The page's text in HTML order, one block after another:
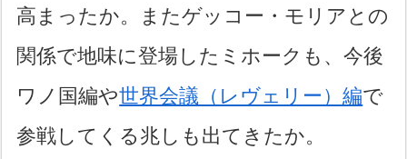
高まったか。またゲッコー・モリアとの
関係で地味に登場したミホークも、今後
ワノ国編や世界会議（レヴェリー）編で
参戦してくる兆しも出てきたか。